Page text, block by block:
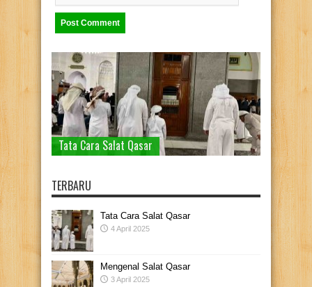
Tata Cara Salat Qasar
TERBARU
Tata Cara Salat Qasar
4 April 2025
Mengenal Salat Qasar
3 April 2025